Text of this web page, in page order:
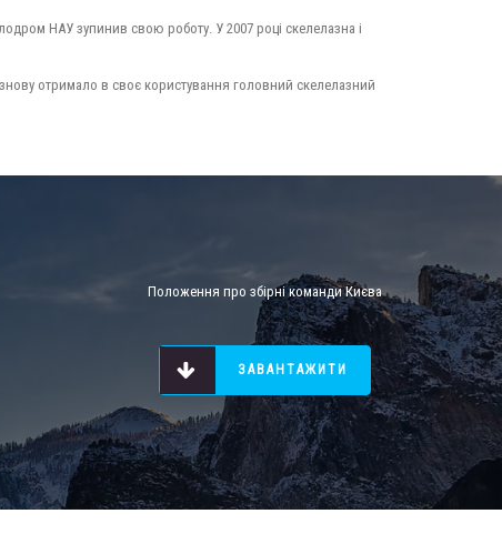
НАУ зупинив свою роботу. У 2007 році скелелазна і
отримало в своє користування головний скелелазний
Положення про збірні команди Києва
ЗАВАНТАЖИТИ